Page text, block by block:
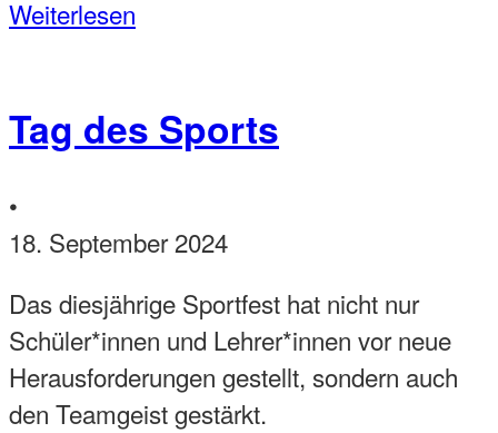
Weiterlesen
Tag des Sports
•
18. September 2024
Das diesjährige Sportfest hat nicht nur
Schüler*innen und Lehrer*innen vor neue
Herausforderungen gestellt, sondern auch
den Teamgeist gestärkt.